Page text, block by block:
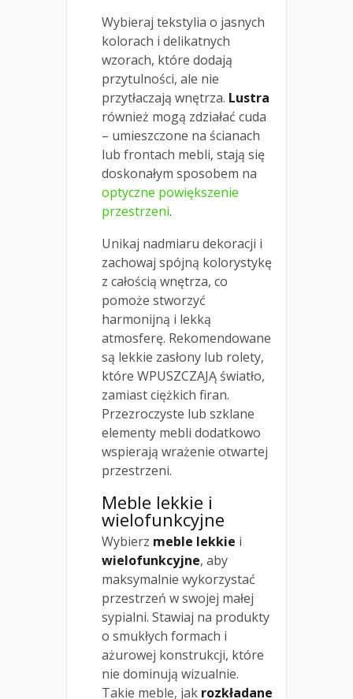
Wybieraj tekstylia o jasnych
kolorach i delikatnych
wzorach, które dodają
przytulności, ale nie
przytłaczają wnętrza. Lustra
również mogą zdziałać cuda
– umieszczone na ścianach
lub frontach mebli, stają się
doskonałym sposobem na
optyczne powiększenie
przestrzeni.
Unikaj nadmiaru dekoracji i
zachowaj spójną kolorystykę
z całością wnętrza, co
pomoże stworzyć
harmonijną i lekką
atmosferę. Rekomendowane
są lekkie zasłony lub rolety,
które WPUSZCZAJĄ światło,
zamiast ciężkich firan.
Przezroczyste lub szklane
elementy mebli dodatkowo
wspierają wrażenie otwartej
przestrzeni.
Meble lekkie i
wielofunkcyjne
Wybierz meble lekkie i
wielofunkcyjne, aby
maksymalnie wykorzystać
przestrzeń w swojej małej
sypialni. Stawiaj na produkty
o smukłych formach i
ażurowej konstrukcji, które
nie dominują wizualnie.
Takie meble, jak rozkładane